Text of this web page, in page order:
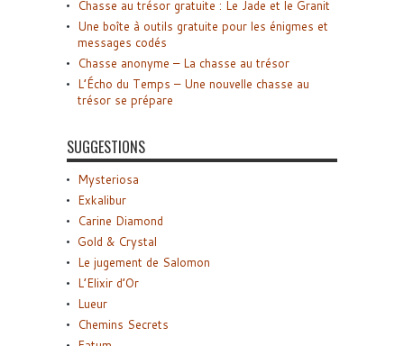
Chasse au trésor gratuite : Le Jade et le Granit
Une boîte à outils gratuite pour les énigmes et
messages codés
Chasse anonyme – La chasse au trésor
L’Écho du Temps – Une nouvelle chasse au
trésor se prépare
SUGGESTIONS
Mysteriosa
Exkalibur
Carine Diamond
Gold & Crystal
Le jugement de Salomon
L’Elixir d’Or
Lueur
Chemins Secrets